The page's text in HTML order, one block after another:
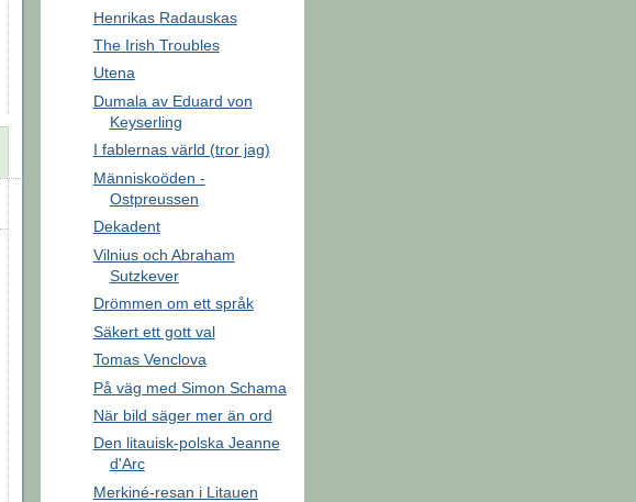
Henrikas Radauskas
The Irish Troubles
Utena
Dumala av Eduard von
Keyserling
I fablernas värld (tror jag)
Människoöden -
Ostpreussen
Dekadent
Vilnius och Abraham
Sutzkever
Drömmen om ett språk
Säkert ett gott val
Tomas Venclova
På väg med Simon Schama
När bild säger mer än ord
Den litauisk-polska Jeanne
d'Arc
Merkiné-resan i Litauen